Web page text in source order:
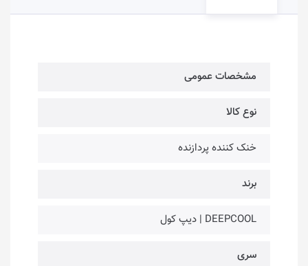
مشخصات عمومی
نوع کالا
خنک کننده پردازنده
برند
DEEPCOOL | دیپ کول
سری